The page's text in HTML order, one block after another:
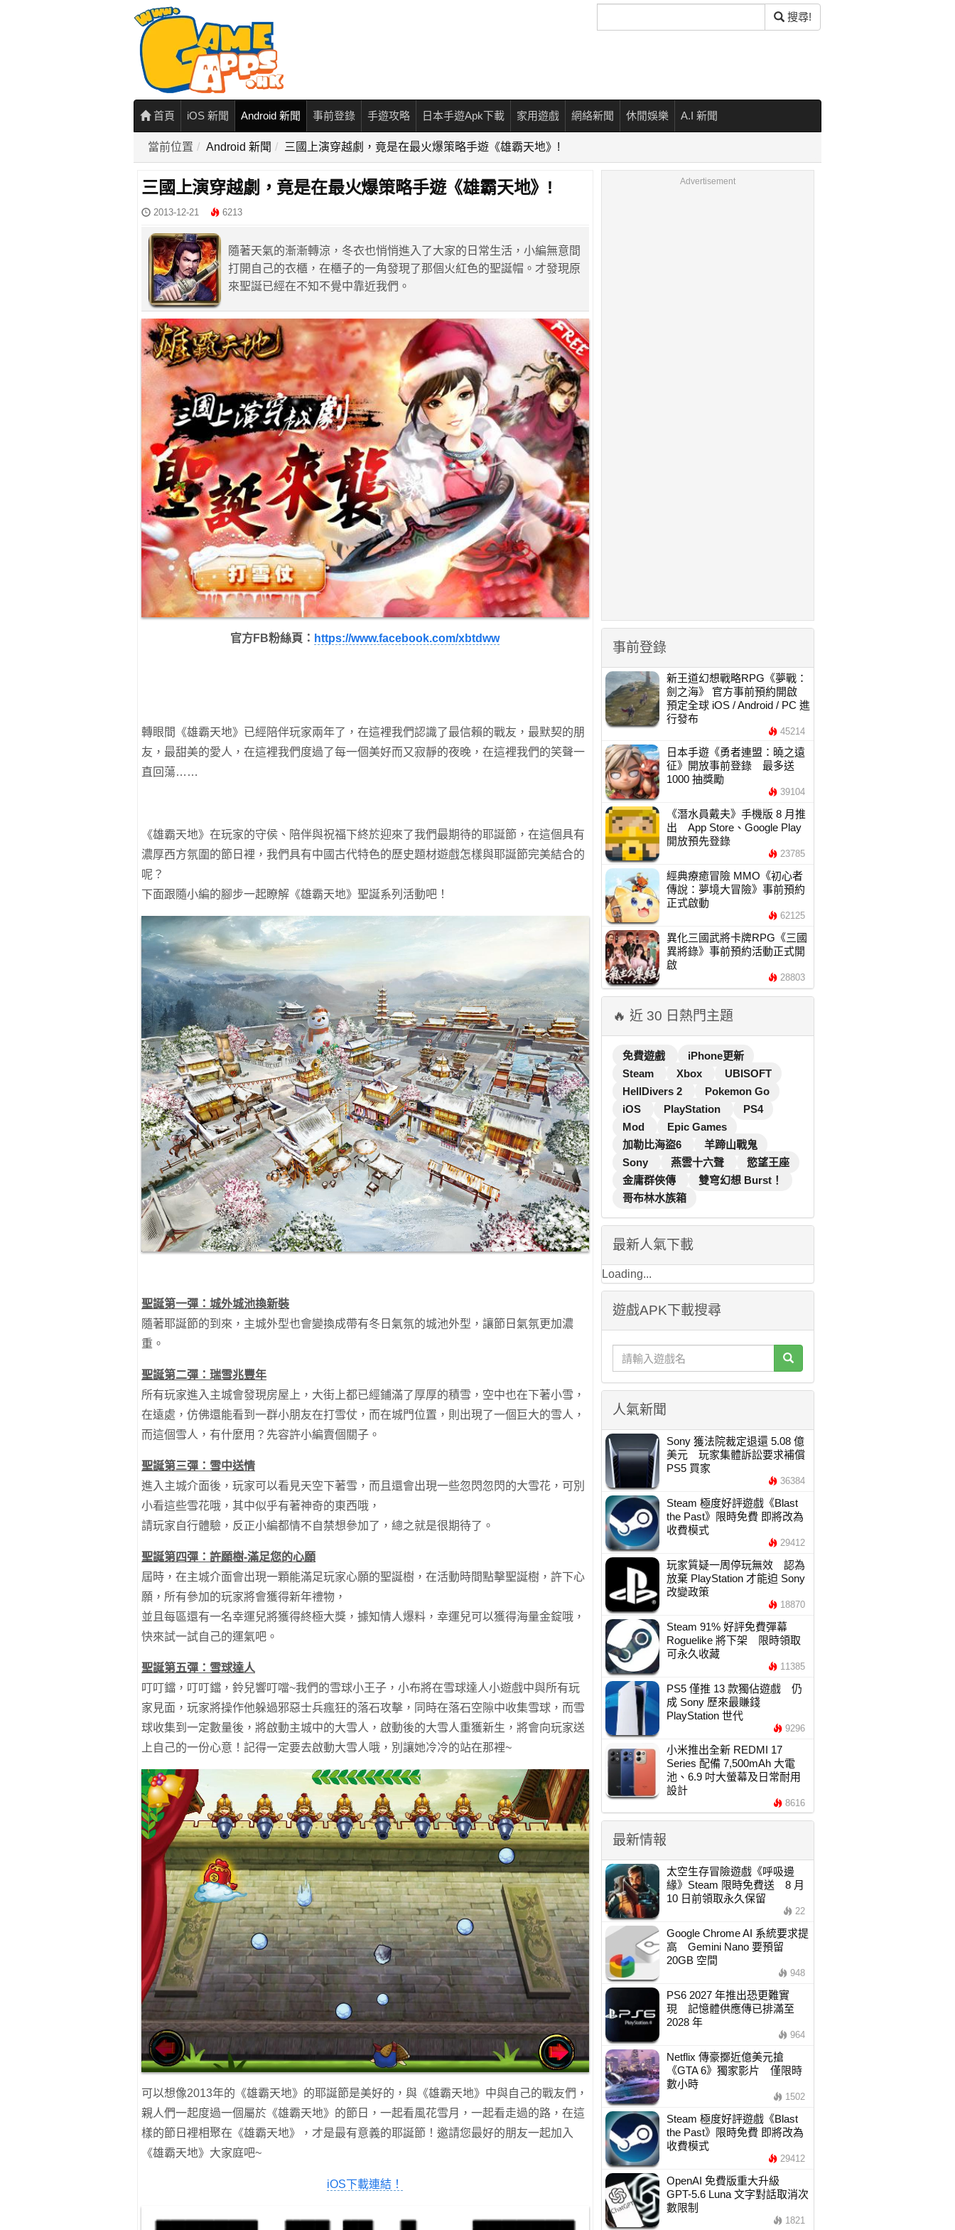
尋
搜尋!
首頁 iOS 新聞 Android 新聞 事前登錄 手遊攻略 日本手遊Apk下載 家用遊戲 網絡新聞 休閒娛樂 A.I 新聞
當前位置 Android 新聞 三國上演穿越劇，竟是在最火爆策略手遊《雄霸天地》!
三國上演穿越劇，竟是在最火爆策略手遊《雄霸天地》!
2013-12-21 6213
隨著天氣的漸漸轉涼，冬衣也悄悄進入了大家的日常生活，小編無意間
打開自己的衣櫃，在櫃子的一角發現了那個火紅色的聖誕帽。才發現原
來聖誕已經在不知不覺中靠近我們。
官方FB粉絲頁： https://www.facebook.com/xbtdww
轉眼間《雄霸天地》已經陪伴玩家兩年了，在這裡我們認識了最信賴的戰友，最默契的朋
友，最甜美的愛人，在這裡我們度過了每一個美好而又寂靜的夜晚，在這裡我們的笑聲一
直回蕩……
《雄霸天地》在玩家的守侯、陪伴與祝福下終於迎來了我們最期待的耶誕節，在這個具有
濃厚西方氛圍的節日裡，我們具有中國古代特色的歷史題材遊戲怎樣與耶誕節完美結合的
呢？
下面跟隨小編的腳步一起瞭解《雄霸天地》聖誕系列活動吧！
聖誕第一彈：城外城池換新裝
隨著耶誕節的到來，主城外型也會變換成帶有冬日氣氛的城池外型，讓節日氣氛更加濃
重。
聖誕第二彈：瑞雪兆豐年
所有玩家進入主城會發現房屋上，大街上都已經鋪滿了厚厚的積雪，空中也在下著小雪，
在遠處，仿佛還能看到一群小朋友在打雪仗，而在城門位置，則出現了一個巨大的雪人，
而這個雪人，有什麼用？先容許小編賣個關子。
聖誕第三彈：雪中送情
進入主城介面後，玩家可以看見天空下著雪，而且還會出現一些忽閃忽閃的大雪花，可別
小看這些雪花哦，其中似乎有著神奇的東西哦，
請玩家自行體驗，反正小編都情不自禁想參加了，總之就是很期待了。
聖誕第四彈：許願樹-滿足您的心願
屆時，在主城介面會出現一顆能滿足玩家心願的聖誕樹，在活動時間點擊聖誕樹，許下心
願，所有參加的玩家將會獲得新年禮物，
並且每區還有一名幸運兒將獲得終極大獎，據知情人爆料，幸運兒可以獲得海量金錠哦，
快來試一試自己的運氣吧。
聖誕第五彈：雪球達人
叮叮鐺，叮叮鐺，鈴兒響叮噹~我們的雪球小王子，小布將在雪球達人小遊戲中與所有玩
家見面，玩家將操作他躲過邪惡士兵瘋狂的落石攻擊，同時在落石空隙中收集雪球，而雪
球收集到一定數量後，將啟動主城中的大雪人，啟動後的大雪人重獲新生，將會向玩家送
上自己的一份心意！記得一定要去啟動大雪人哦，別讓她冷冷的站在那裡~
可以想像2013年的《雄霸天地》的耶誕節是美好的，與《雄霸天地》中與自己的戰友們，
親人們一起度過一個屬於《雄霸天地》的節日，一起看風花雪月，一起看走過的路，在這
樣的節日裡相聚在《雄霸天地》，才是最有意義的耶誕節！邀請您最好的朋友一起加入
《雄霸天地》大家庭吧~
iOS下載連結！
Advertisement
事前登錄
新王道幻想戰略RPG《夢戰：
劍之海》 官方事前預約開啟
預定全球 iOS / Android / PC 進
行發布
45214
日本手遊《勇者連盟：曉之遠
征》開放事前登錄 最多送
1000 抽獎勵
39104
《潛水員戴夫》手機版 8 月推
出 App Store、Google Play
開放預先登錄
23785
經典療癒冒險 MMO《初心者
傳說：夢境大冒險》事前預約
正式啟動
62125
異化三國武將卡牌RPG《三國
異將錄》事前預約活動正式開
啟
28803
🔥 近 30 日熱門主題
免費遊戲
iPhone更新
Steam
Xbox
UBISOFT
HellDivers 2
Pokemon Go
iOS
PlayStation
PS4
Mod
Epic Games
加勒比海盜6
羊蹄山戰鬼
Sony
燕雲十六聲
慾望王座
金庸群俠傳
雙穹幻想 Burst！
哥布林水族箱
最新人氣下載
Loading...
遊戲APK下載搜尋
人氣新聞
Sony 獲法院裁定退還 5.08 億
美元 玩家集體訴訟要求補償
PS5 買家
36384
Steam 極度好評遊戲《Blast
the Past》限時免費 即將改為
收費模式
29412
玩家質疑一周停玩無效 認為
放棄 PlayStation 才能迫 Sony
改變政策
18870
Steam 91% 好評免費彈幕
Roguelike 將下架 限時領取
可永久收藏
11385
PS5 僅推 13 款獨佔遊戲 仍
成 Sony 歷來最賺錢
PlayStation 世代
9296
小米推出全新 REDMI 17
Series 配備 7,500mAh 大電
池、6.9 吋大螢幕及日常耐用
設計
8616
最新情報
太空生存冒險遊戲《呼吸邊
緣》Steam 限時免費送 8 月
10 日前領取永久保留
22
Google Chrome AI 系統要求提
高 Gemini Nano 要預留
20GB 空間
948
PS6 2027 年推出恐更難實
現 記憶體供應傳已排滿至
2028 年
964
Netflix 傳豪擲近億美元搶
《GTA 6》獨家影片 僅限時
數小時
1502
Steam 極度好評遊戲《Blast
the Past》限時免費 即將改為
收費模式
29412
OpenAI 免費版重大升級
GPT-5.6 Luna 文字對話取消次
數限制
1821